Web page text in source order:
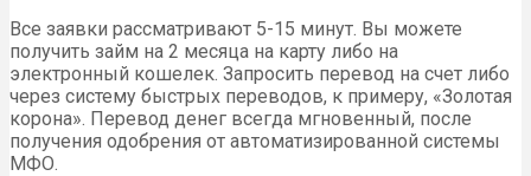
Все заявки рассматривают 5-15 минут. Вы можете
получить займ на 2 месяца на карту либо на
электронный кошелек. Запросить перевод на счет либо
через систему быстрых переводов, к примеру, «Золотая
корона». Перевод денег всегда мгновенный, после
получения одобрения от автоматизированной системы
МФО.